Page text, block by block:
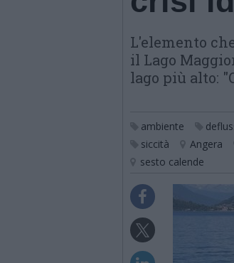
L'elemento
il Lago
lago più alto:
ambiente
siccità
Angera
sesto calende